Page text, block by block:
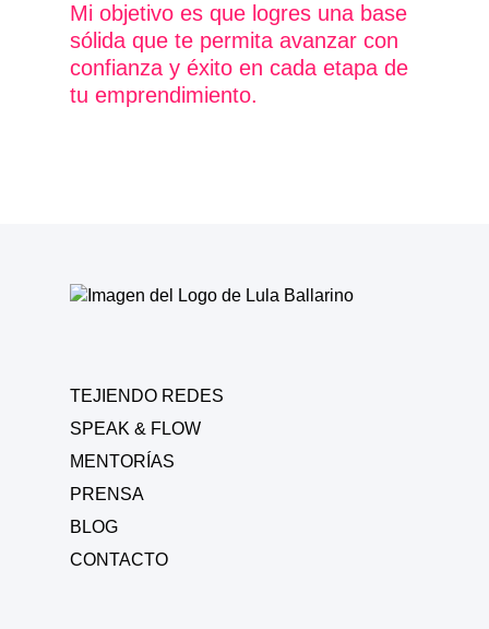
Mi objetivo es que logres una base
sólida que te permita avanzar con
confianza y éxito en cada etapa de
tu emprendimiento.
TEJIENDO REDES
SPEAK & FLOW
MENTORÍAS
PRENSA
BLOG
CONTACTO